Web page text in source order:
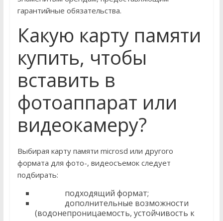
гарантийные обязательства.
Какую карту памяти
купить, чтобы
вставить в
фотоаппарат или
видеокамеру?
Выбирая карту памяти microsd или другого
формата для фото-, видеосъемок следует
подбирать:
подходящий формат;
дополнительные возможности
(водонепроницаемость, устойчивость к